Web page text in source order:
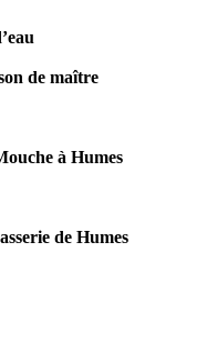
de maître
à Humes
de Humes